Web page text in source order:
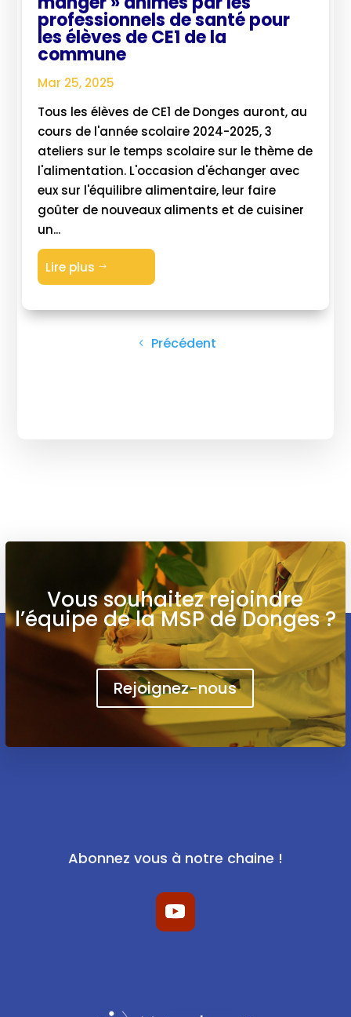
professionnels de santé pour
les élèves de CE1 de la
commune
Mar 25, 2025
Tous les élèves de CE1 de Donges auront, au
cours de l'année scolaire 2024-2025, 3
ateliers sur le temps scolaire sur le thème de
l'alimentation. L'occasion d'échanger avec
eux sur l'équilibre alimentaire, leur faire
goûter de nouveaux aliments et de cuisiner
un...
Lire plus $
Précédent
Vous souhaitez rejoindre
l’équipe de la MSP de Donges ?
Rejoignez-nous
Abonnez vous à notre chaine !